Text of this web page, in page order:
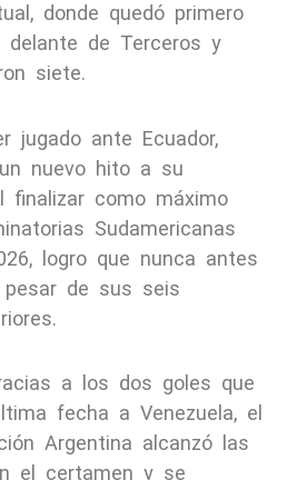
donde quedó primero
delante de Terceros y
siete.
jugado ante Ecuador,
nuevo hito a su
finalizar como máximo
Sudamericanas
logro que nunca antes
pesar de sus seis
a los dos goles que
fecha a Venezuela, el
Argentina alcanzó las
el certamen y se